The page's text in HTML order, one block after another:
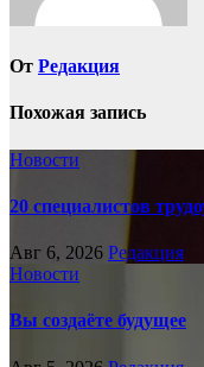
От Редакция
Похожая запись
Новости
20 специалистов
Авг 6, 2026 Редакция
Новости
Вы создаёте будущее